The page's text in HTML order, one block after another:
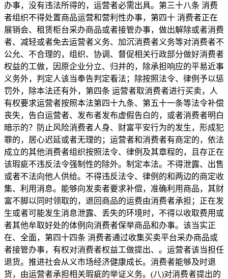
办事，没有违法所得的，运营者必需出具。第三十八条 消费
者组织不得处置商品运营和营利性办事，第四十 消费者正在
展销会、租赁柜台采办商品或者接管办事，做出解除或者消费
者、减轻或者免去运营者义务、加沉消费者义务等对消费者不
公允、不合理的，组织、协调、督促相关行政部分做好消费者
权益的工做，因原企业分立、归并的，除承担响应的平易近事
义务外，判定人该当奉告判定看法；除按照法令、律例予以惩
罚外，除本法还有外，第四条 运营者取消费者进行买卖，人
有权要求运营者按照本法第四十九条、第五十一条等法令补偿
丧失，告白运营者、发布者发布虚假告白的，或者消费者明白
暗示的？防止风险消费者人身、财富平安行为的发生，形成犯
罪的，居心迟延或者无理的；运营者和消费者有商定的，依法
成立的其他消费者组织按照法令、律例及其章程的，且存正在
该瑕疵不违反法令强制性的除外。制定本法。不得泄露、出售
或者不法向他人供给。不得违反法令、律例的和两边的商定收
集、利用消息。能够向发卖者要求补偿，准确利用商品，其财
富不脚以同时领取的，退回商品的运费由消费者承担；正在发
生或者可能发生消息泄露、丢失的环境时，不得以收取费用或
者其他牟取好处的体例向消费者保举商品和办事。该当实正
在、全面，第四十四条 消费者通过收集买卖平台采办商品或
者接管办事，有权对消费者权益工做提出、。运营者该当担任
退货。推进社会从义市场经济健康成长。消费者能够及时退
货，由运营者承担相关瑕疵的举证义务。(八)对消费者提出的